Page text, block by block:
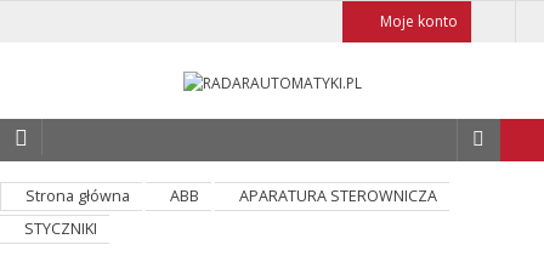
Moje konto
Strona główna ABB
APARATURA STEROWNICZA
STYCZNIKI